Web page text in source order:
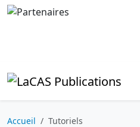
Aller au contenu principal
Accueil Tutoriels